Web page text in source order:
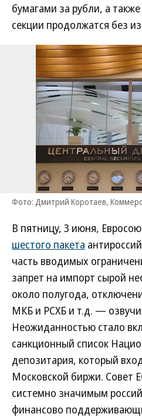
бумагами за рубли, а
секции продолжатся без
Фото: Дмитрий Коротаев,
В пятницу, 3 июня,
шестого пакета
часть вводимых
запрет на импорт сырой
около полугода,
МКБ и РСХБ и т.д. —
Неожиданностью стало
санкционный список
депозитария, который
Московской биржи. Совет
системно значимым
финансово